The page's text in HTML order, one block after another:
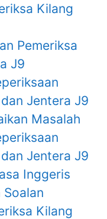
Kilang
Pemeriksa
J9
Jentera J9
Masalah
Jentera J9
Inggeris
Soalan
Kilang